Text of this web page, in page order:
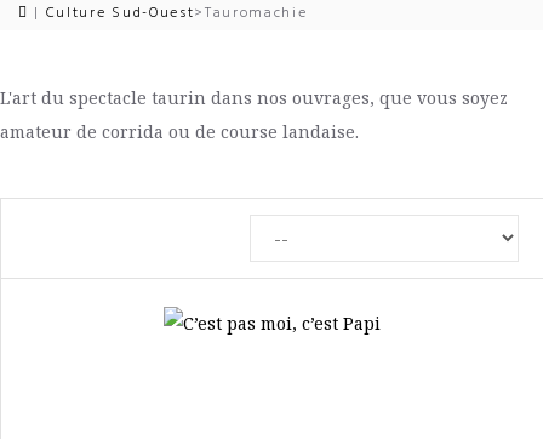
| Culture Sud-Ouest>Tauromachie
L'art du spectacle taurin dans nos ouvrages, que vous soyez
amateur de corrida ou de course landaise.